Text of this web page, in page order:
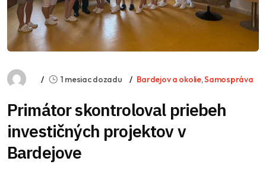
1 mesiac dozadu Bardejov a okolie,Samospráva
Primátor skontroloval priebeh
investičných projektov v
Bardejove